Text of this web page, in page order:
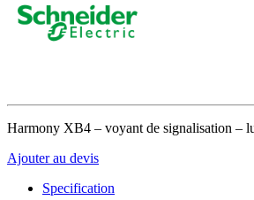
Harmony XB4 – voyant de signalisation –
Ajouter au devis
Specification